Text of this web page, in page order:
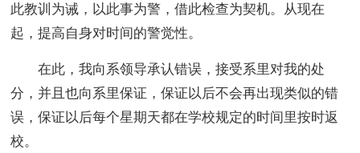
此教训为诫，以此事为警，借此检查为契机。从现在
起，提高自身对时间的警觉性。
在此，我向系领导承认错误，接受系里对我的处
分，并且也向系里保证，保证以后不会再出现类似的错
误，保证以后每个星期天都在学校规定的时间里按时返
校。